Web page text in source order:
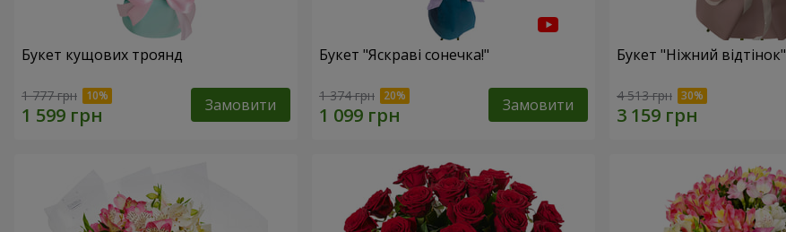
Букет кущових троянд
1 777 грн Замовити
Букет "Яскраві сонечка!"
1 374 грн Замовити
Букет "Ніжний відтінок"
4 513 грн